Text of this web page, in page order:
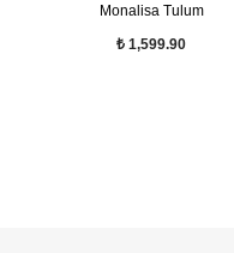
Monalisa Tulum
₺ 1,599.90